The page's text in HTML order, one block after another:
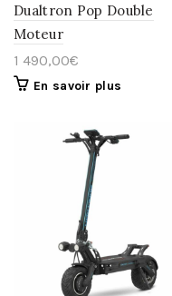
Dualtron Pop Double
Moteur
1 490,00€
En savoir plus